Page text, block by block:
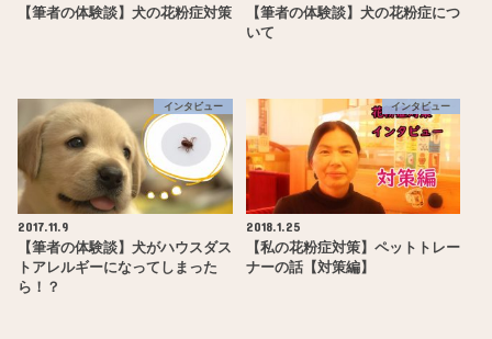
【筆者の体験談】犬の花粉症対策
【筆者の体験談】犬の花粉症につ
いて
インタビュー
2017.11.9
【筆者の体験談】犬がハウスダス
トアレルギーになってしまった
ら！？
インタビュー
2018.1.25
【私の花粉症対策】ペットトレー
ナーの話【対策編】